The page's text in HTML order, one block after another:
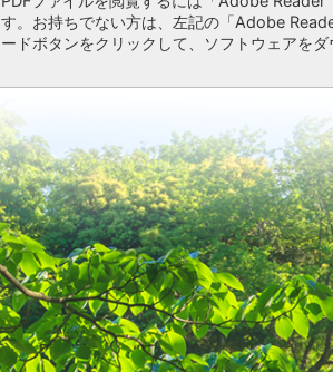
す。お持ちでない方は、左記の「Adobe
ードボタンをクリックして、ソフトウェアを